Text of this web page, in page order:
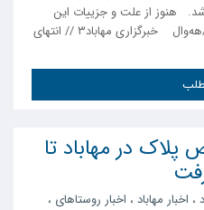
شد. هنوز از علت و جزییات این
آتش سوزی اطلاعی در دسترس نیست./هه‌وال خبرگزاری مهاباد۳ // انتهای
در مهاباد تا
، اخبار مهاباد ، اخبار روستاهای ،